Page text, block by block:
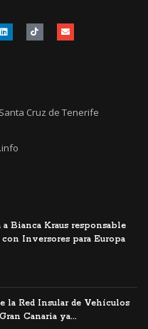
Cruz de Tenerife
Bianca Kraus responsable
con Inversores para Europa
la Red Insular de Vehículos
Canaria ya...